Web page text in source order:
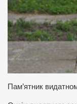
Пам’ятник